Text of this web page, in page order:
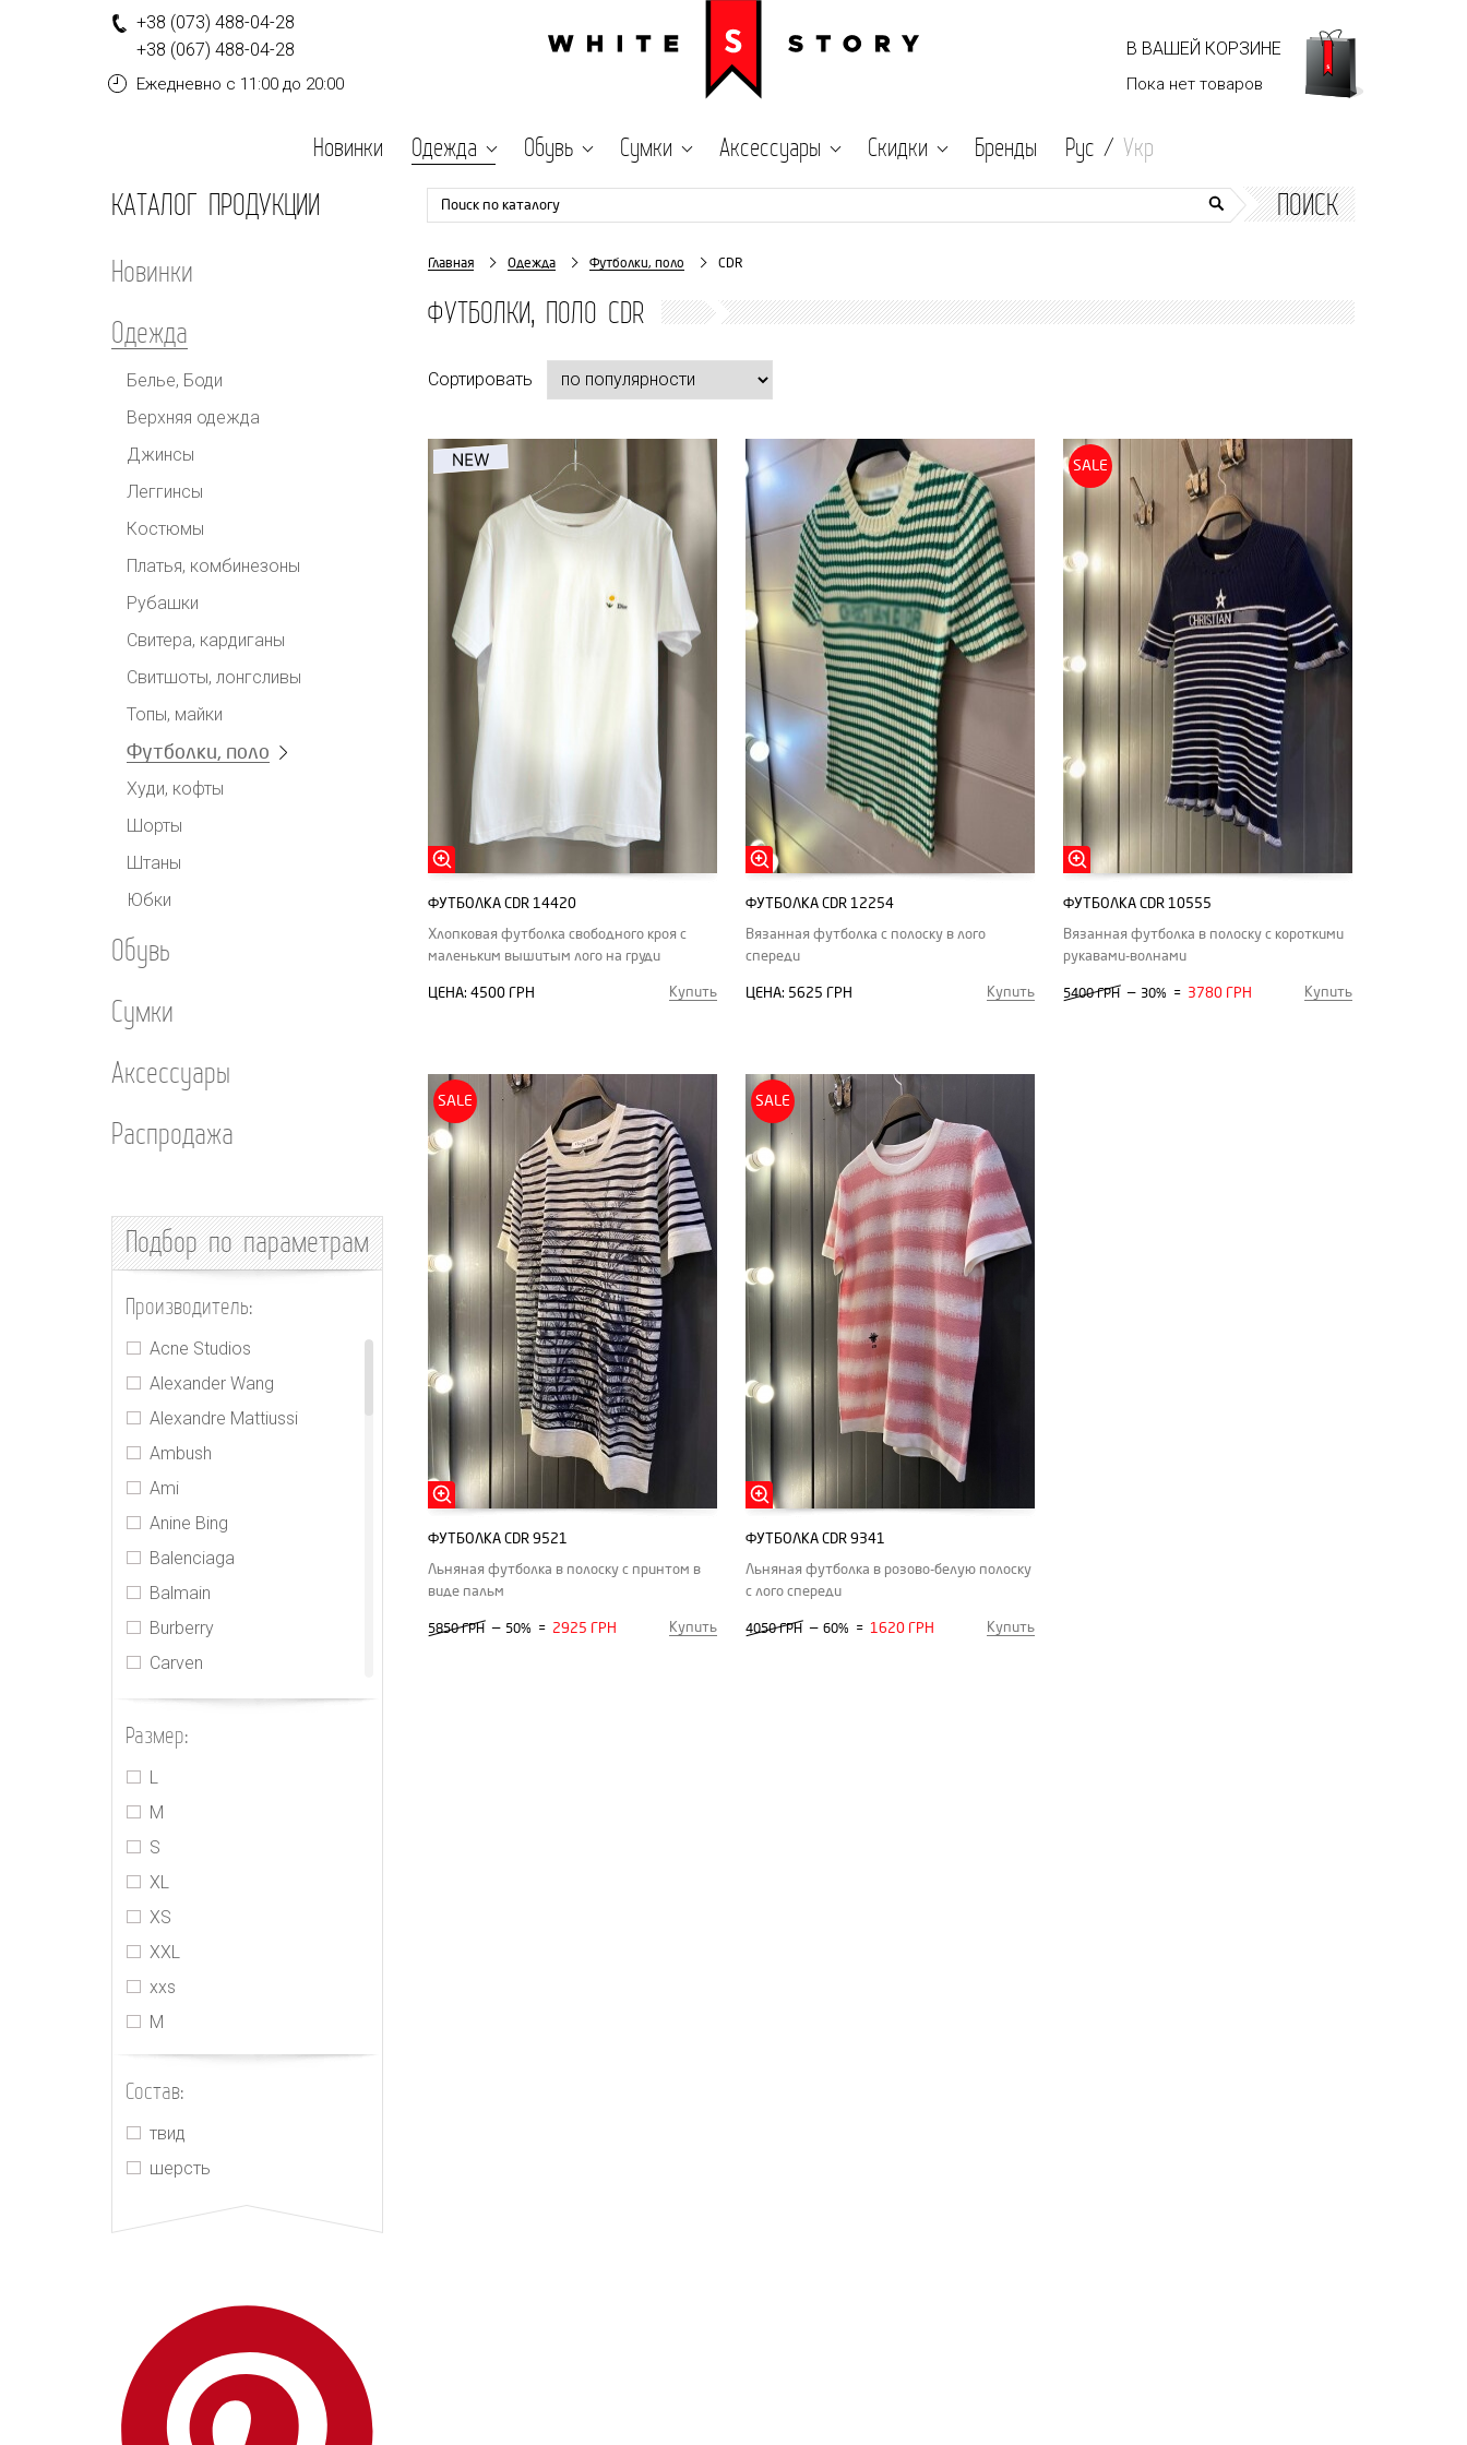
+38 (073) 488-04-28
+38 (067) 488-04-28
Ежедневно с 11:00 до 20:00
В ВАШЕЙ КОРЗИНЕ
Пока нет товаров
Новинки Одежда Обувь Сумки Аксессуары Скидки Бренды Рус / Укр
КАТАЛОГ ПРОДУКЦИИ
Новинки
Одежда
Белье, Боди
Верхняя одежда
Джинсы
Леггинсы
Костюмы
Платья, комбинезоны
Рубашки
Свитера, кардиганы
Свитшоты, лонгсливы
Топы, майки
Футболки, поло
Худи, кофты
Шорты
Штаны
Юбки
Обувь
Сумки
Аксессуары
Распродажа
Подборпо параметрам
Производитель:
Acne Studios
Alexander Wang
Alexandre Mattiussi
Ambush
Ami
Anine Bing
Balenciaga
Balmain
Burberry
Carven
CDR
Celine
CHNL
Chrome Hearts
Fendi
Ganni
Gucci
Hermes
Jacquemus
Kimhekim
Magda Butrym
MM6 Maison Margiela
Off-White
Palm Angels
PRADA
Размер:
L
M
S
XL
XS
XXL
xxs
М
Состав:
твид
шерсть
Поиск по каталогу ПОИСК
Главная Одежда Футболки, поло CDR
ФУТБОЛКИ, ПОЛО CDR
Сортировать
ФУТБОЛКА CDR 14420
Хлопковая футболка свободного кроя с
маленьким вышитым лого на груди
ЦЕНА: 4500 ГРН Купить
ФУТБОЛКА CDR 12254
Вязанная футболка с полоску в лого
спереди
ЦЕНА: 5625 ГРН Купить
SALE
ФУТБОЛКА CDR 10555
Вязанная футболка в полоску с короткими
рукавами-волнами
5400 ГРН — 30% = 3780 ГРН Купить
SALE
ФУТБОЛКА CDR 9521
Льняная футболка в полоску с принтом в
виде пальм
5850 ГРН — 50% = 2925 ГРН Купить
SALE
ФУТБОЛКА CDR 9341
Льняная футболка в розово-белую полоску
с лого спереди
4050 ГРН — 60% = 1620 ГРН Купить